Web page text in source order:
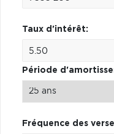
Taux d'intérêt:
Période
Fréquence des